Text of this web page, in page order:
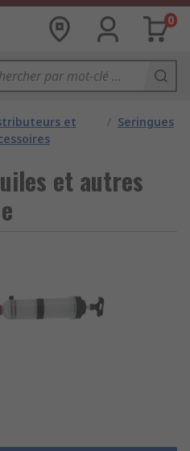
0
et
/ Seringues
et autres